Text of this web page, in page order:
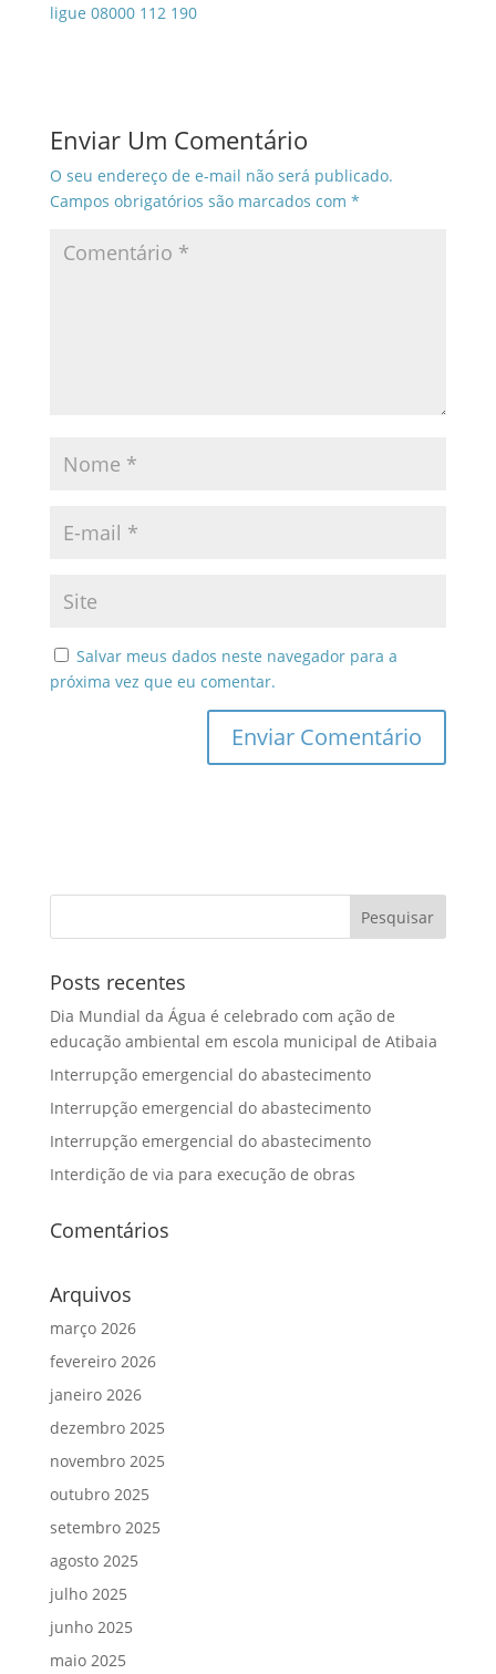
ligue 08000 112 190
Enviar Um Comentário
O seu endereço de e-mail não será publicado.
Campos obrigatórios são marcados com *
Salvar meus dados neste navegador para a
próxima vez que eu comentar.
Posts recentes
Dia Mundial da Água é celebrado com ação de
educação ambiental em escola municipal de Atibaia
Interrupção emergencial do abastecimento
Interrupção emergencial do abastecimento
Interrupção emergencial do abastecimento
Interdição de via para execução de obras
Comentários
Arquivos
março 2026
fevereiro 2026
janeiro 2026
dezembro 2025
novembro 2025
outubro 2025
setembro 2025
agosto 2025
julho 2025
junho 2025
maio 2025